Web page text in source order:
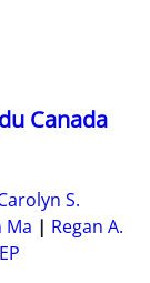
Canada
S.
Ma
Regan A.